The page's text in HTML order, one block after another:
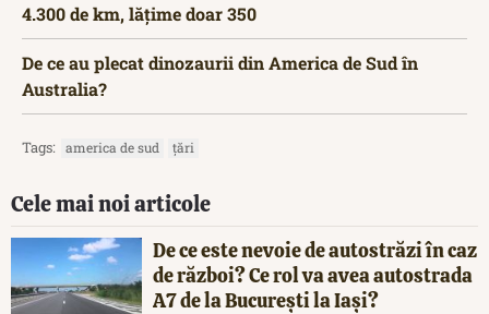
4.300 de km, lățime doar 350
De ce au plecat dinozaurii din America de Sud în
Australia?
Tags: america de sud țări
Cele mai noi articole
De ce este nevoie de autostrăzi în caz
de război? Ce rol va avea autostrada
A7 de la București la Iași?